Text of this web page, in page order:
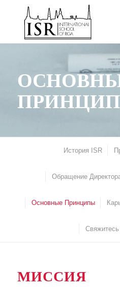
История ISR
Обращение
Основные Принципы
МИССИЯ